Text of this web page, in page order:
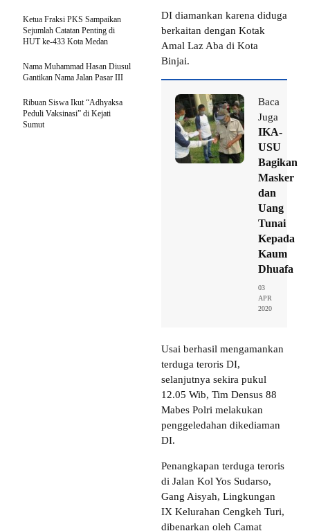
DI diamankan karena diduga
berkaitan dengan Kotak
Amal Laz Aba di Kota
Binjai.
Baca
Juga
IKA-
USU
Bagikan
Masker
dan
Uang
Tunai
Kepada
Kaum
Dhuafa
03
APR
2020
Usai berhasil mengamankan
terduga teroris DI,
selanjutnya sekira pukul
12.05 Wib, Tim Densus 88
Mabes Polri melakukan
penggeledahan dikediaman
DI.
Penangkapan terduga teroris
di Jalan Kol Yos Sudarso,
Gang Aisyah, Lingkungan
IX Kelurahan Cengkeh Turi,
dibenarkan oleh Camat
Ketua Fraksi PKS Sampaikan
Sejumlah Catatan Penting di
HUT ke-433 Kota Medan
Nama Muhammad Hasan Diusul
Gantikan Nama Jalan Pasar III
Ribuan Siswa Ikut “Adhyaksa
Peduli Vaksinasi” di Kejati
Sumut